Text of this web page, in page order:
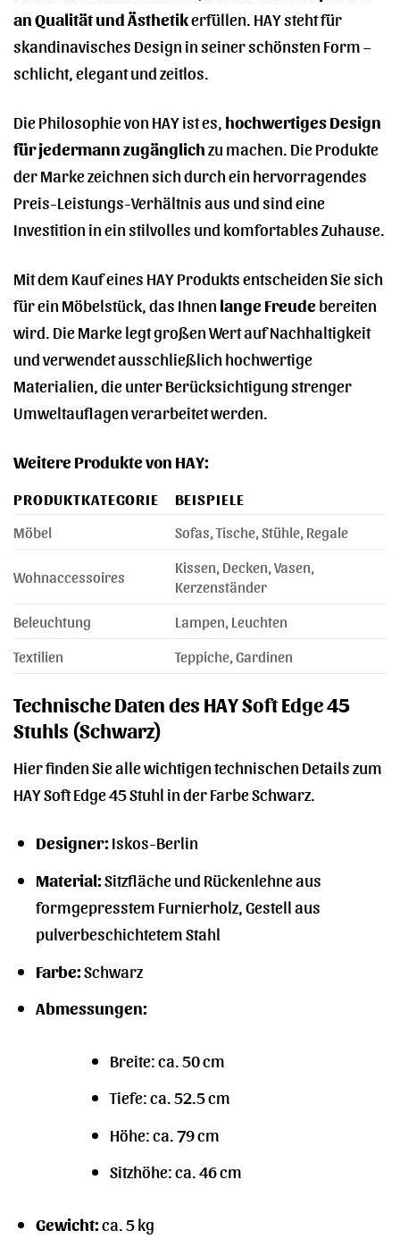
an Qualität und Ästhetikerfüllen. HAY steht für
skandinavisches Design in seiner schönsten Form –
schlicht, elegant und zeitlos.
Die Philosophie von HAY ist es, hochwertiges Design
für jedermann zugänglichzu machen. Die Produkte
der Marke zeichnen sich durch ein hervorragendes
Preis-Leistungs-Verhältnis aus und sind eine
Investition in ein stilvolles und komfortables Zuhause.
Mit dem Kauf eines HAY Produkts entscheiden Sie sich
für ein Möbelstück, das Ihnen lange Freudebereiten
wird. Die Marke legt großen Wert auf Nachhaltigkeit
und verwendet ausschließlich hochwertige
Materialien, die unter Berücksichtigung strenger
Umweltauflagen verarbeitet werden.
Weitere Produkte von HAY:
PRODUKTKATEGORIE
BEISPIELE
Möbel
Sofas, Tische, Stühle, Regale
Wohnaccessoires
Kissen, Decken, Vasen,
Kerzenständer
Beleuchtung
Lampen, Leuchten
Textilien
Teppiche, Gardinen
Technische Daten des HAY Soft Edge 45
Stuhls (Schwarz)
Hier finden Sie alle wichtigen technischen Details zum
HAY Soft Edge 45 Stuhl in der Farbe Schwarz.
Designer:Iskos-Berlin
Material:Sitzfläche und Rückenlehne aus
formgepresstem Furnierholz, Gestell aus
pulverbeschichtetem Stahl
Farbe:Schwarz
Abmessungen:
Breite: ca. 50 cm
Tiefe: ca. 52.5 cm
Höhe: ca. 79 cm
Sitzhöhe: ca. 46 cm
Gewicht:ca. 5 kg